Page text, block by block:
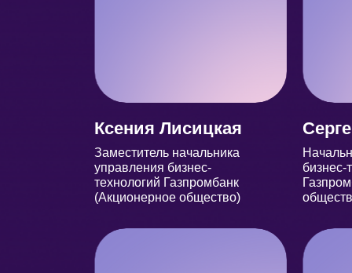
бизнес-
Заместитель начальника
управления бизнес-
технологий Газпромбанк
(Акционерное общество)
Ксения Лисицкая